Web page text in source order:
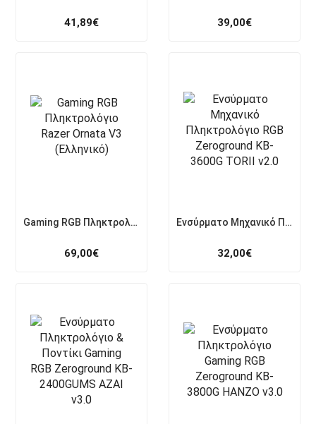
41,89€ 39,00€
Gaming RGB Πληκτρολόγιο Razer Ornata V3 (Ελληνικό)
69,00€
Ενσύρματο Μηχανικό Πληκτρολόγιο RGB Zeroground KB-3600G TORII v2.0
32,00€